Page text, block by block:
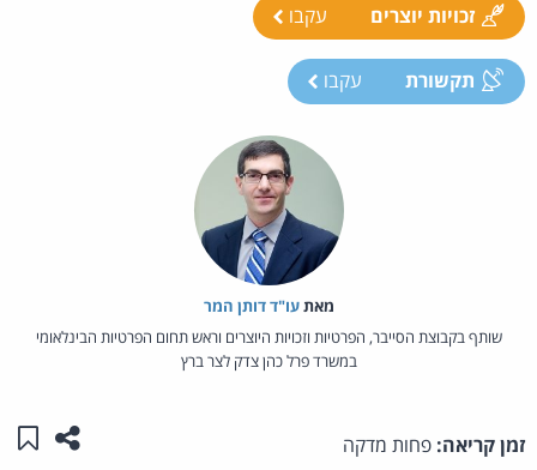
זכויות יוצרים עקבו
תקשורת עקבו
מאת‏עו"ד דותן המר
שותף בקבוצת הסייבר, הפרטיות וזכויות היוצרים וראש תחום הפרטיות הבינלאומי
במשרד פרל כהן צדק לצר ברץ
זמן קריאה: פחות מדקה שתפו